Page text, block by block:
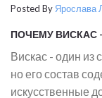
Posted By Ярослава
ПОЧЕМУ ВИСКАС
Вискас - один из
но его состав
искусственные